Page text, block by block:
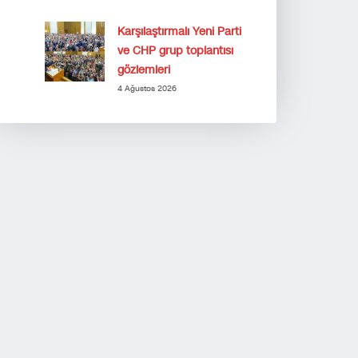
Karşılaştırmalı Yeni Parti
ve CHP grup toplantısı
gözlemleri
4 Ağustos 2026